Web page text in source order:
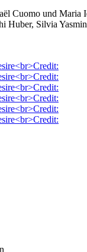
Cuomo und Maria
Huber, Silvia